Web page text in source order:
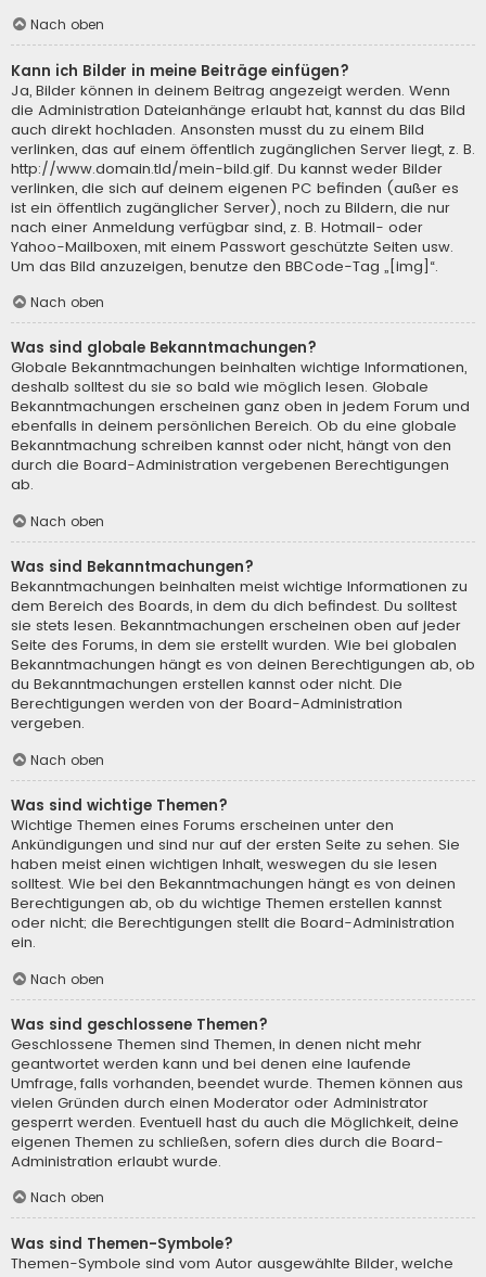
Nach oben
Kann ich Bilder in meine Beiträge einfügen?
Ja, Bilder können in deinem Beitrag angezeigt werden. Wenn
die Administration Dateianhänge erlaubt hat, kannst du das Bild
auch direkt hochladen. Ansonsten musst du zu einem Bild
verlinken, das auf einem öffentlich zugänglichen Server liegt, z. B.
http://www.domain.tld/mein-bild.gif. Du kannst weder Bilder
verlinken, die sich auf deinem eigenen PC befinden (außer es
ist ein öffentlich zugänglicher Server), noch zu Bildern, die nur
nach einer Anmeldung verfügbar sind, z. B. Hotmail- oder
Yahoo-Mailboxen, mit einem Passwort geschützte Seiten usw.
Um das Bild anzuzeigen, benutze den BBCode-Tag „[img]“.
Nach oben
Was sind globale Bekanntmachungen?
Globale Bekanntmachungen beinhalten wichtige Informationen,
deshalb solltest du sie so bald wie möglich lesen. Globale
Bekanntmachungen erscheinen ganz oben in jedem Forum und
ebenfalls in deinem persönlichen Bereich. Ob du eine globale
Bekanntmachung schreiben kannst oder nicht, hängt von den
durch die Board-Administration vergebenen Berechtigungen
ab.
Nach oben
Was sind Bekanntmachungen?
Bekanntmachungen beinhalten meist wichtige Informationen zu
dem Bereich des Boards, in dem du dich befindest. Du solltest
sie stets lesen. Bekanntmachungen erscheinen oben auf jeder
Seite des Forums, in dem sie erstellt wurden. Wie bei globalen
Bekanntmachungen hängt es von deinen Berechtigungen ab, ob
du Bekanntmachungen erstellen kannst oder nicht. Die
Berechtigungen werden von der Board-Administration
vergeben.
Nach oben
Was sind wichtige Themen?
Wichtige Themen eines Forums erscheinen unter den
Ankündigungen und sind nur auf der ersten Seite zu sehen. Sie
haben meist einen wichtigen Inhalt, weswegen du sie lesen
solltest. Wie bei den Bekanntmachungen hängt es von deinen
Berechtigungen ab, ob du wichtige Themen erstellen kannst
oder nicht; die Berechtigungen stellt die Board-Administration
ein.
Nach oben
Was sind geschlossene Themen?
Geschlossene Themen sind Themen, in denen nicht mehr
geantwortet werden kann und bei denen eine laufende
Umfrage, falls vorhanden, beendet wurde. Themen können aus
vielen Gründen durch einen Moderator oder Administrator
gesperrt werden. Eventuell hast du auch die Möglichkeit, deine
eigenen Themen zu schließen, sofern dies durch die Board-
Administration erlaubt wurde.
Nach oben
Was sind Themen-Symbole?
Themen-Symbole sind vom Autor ausgewählte Bilder, welche